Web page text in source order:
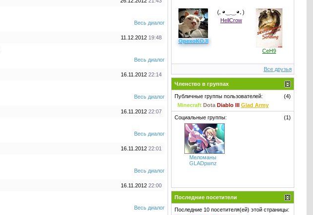
Весь диалог
11.12.2012 19:48
Весь диалог
16.11.2012 22:14
Весь диалог
16.11.2012 22:07
Весь диалог
16.11.2012 22:01
Весь диалог
16.11.2012 22:00
Весь диалог
OpexoKOJI
HellCrow
CeH9
Все друзья
Членство в группах
(4)
Публичные группы пользователей:
Minecraft Dota Diablo III Glad Army
(1)
Социальные группы:
Меломаны
GLADpwnz
Последние посетители
Последние 10 посетителя(ей) этой страницы: